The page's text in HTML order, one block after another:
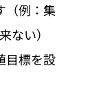
（例：集
ない）
目標を設